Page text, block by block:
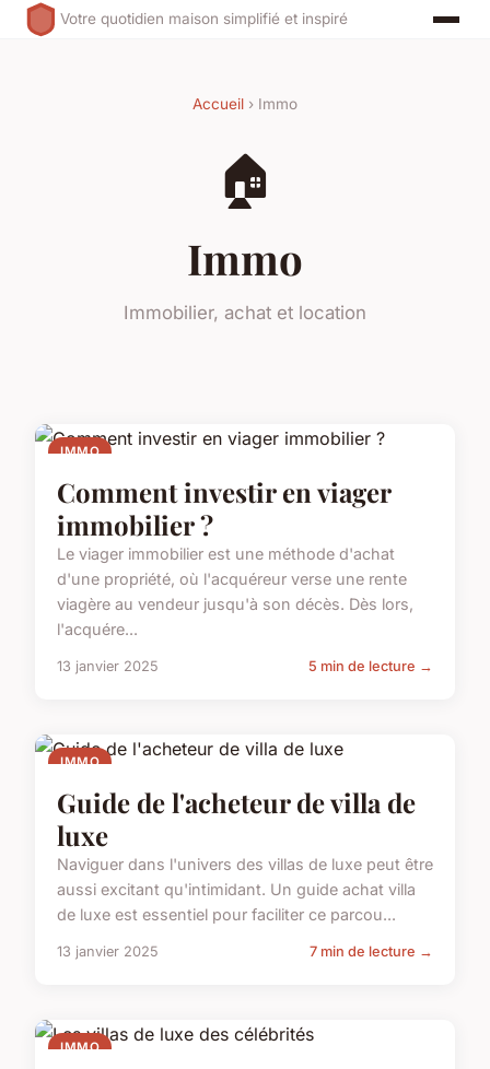
Votre quotidien maison simplifié et inspiré
Accueil › Immo
🏠
Immo
Immobilier, achat et location
IMMO
Comment investir en viager
immobilier ?
Le viager immobilier est une méthode d'achat
d'une propriété, où l'acquéreur verse une rente
viagère au vendeur jusqu'à son décès. Dès lors,
l'acquére...
13 janvier 2025 5 min de lecture →
IMMO
Guide de l'acheteur de villa de
luxe
Naviguer dans l'univers des villas de luxe peut être
aussi excitant qu'intimidant. Un guide achat villa
de luxe est essentiel pour faciliter ce parcou...
13 janvier 2025 7 min de lecture →
IMMO